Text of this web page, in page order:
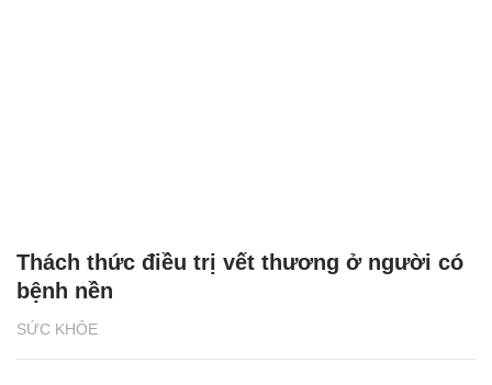
SỨC KHỎE
Thách thức điều trị vết thương ở người có
bệnh nền